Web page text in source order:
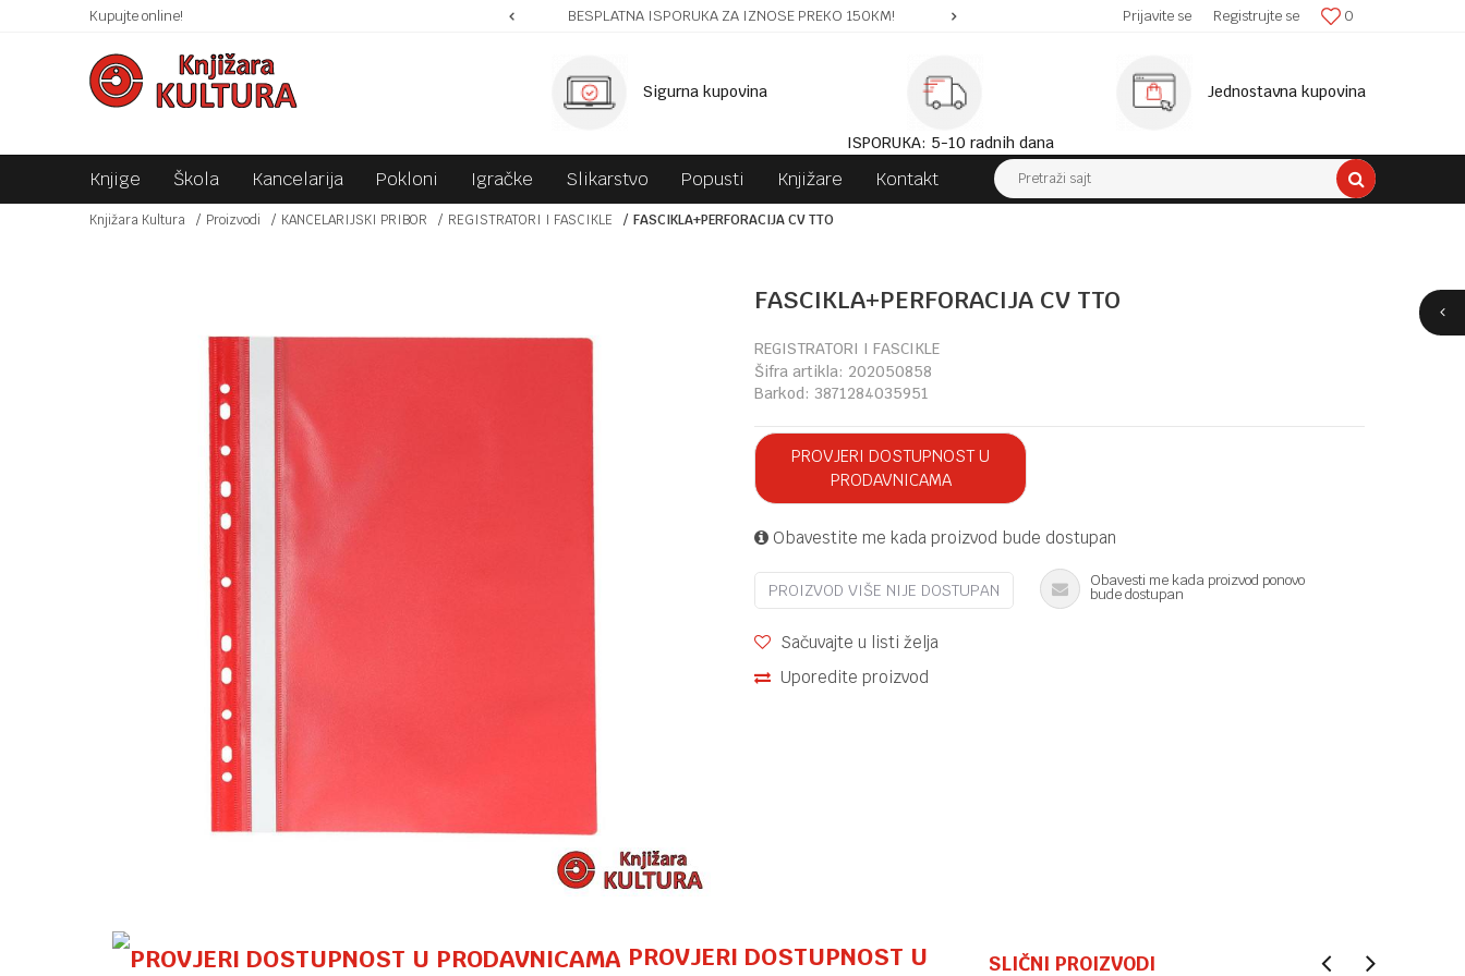
Kupujte online!SIGURNO PLAĆANJE PLATNIM KARTICAMA! BESPLATNA ISPORUKA ZA IZNOSE PREKO 150KM! SIGURNA ISPORUKA! 0
Prijavite se Registrujte se
Sigurna kupovina
ISPORUKA: 5-10 radnih dana
Jednostavna kupovina
Knjige Škola Kancelarija Pokloni Igračke Slikarstvo Popusti Knjižare Kontakt Pretraži sajt
Knjižara Kultura Proizvodi KANCELARIJSKI PRIBOR REGISTRATORI I FASCIKLE FASCIKLA+PERFORACIJA CV TTO
FASCIKLA+PERFORACIJA CV TTO
REGISTRATORI I FASCIKLE
Šifra artikla: 202050858
Barkod: 3871284035951
PROVJERI DOSTUPNOST U
PRODAVNICAMA
Obavestite me kada proizvod bude dostupan
PROIZVOD VIŠE NIJE DOSTUPAN
Obavesti me kada proizvod ponovo
bude dostupan
Sačuvajte u listi želja
Uporedite proizvod
PROVJERI DOSTUPNOST U
SLIČNI PROIZVODI